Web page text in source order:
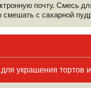
почту. Смесь
с сахарной
украшения тортов